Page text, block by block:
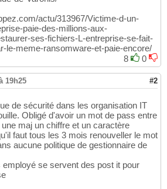
actu/313967/Victime-d-un-
paie-des-millions-aux-
ses-fichiers-L-entreprise-se-fait-
le-meme-ransomware-et-paie-encore/
8
0
19h25 #2
de sécurité dans les organisation IT
Obligé d'avoir un mot de pass entre
maj un chiffre et un caractère
faut tous les 3 mois renouveller le mot
aucune politique de gestionnaire de
employé se servent des post it pour